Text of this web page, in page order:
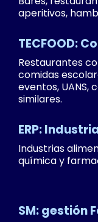
aperitivos,
TECFOOD:
Restaurantes
comidas
eventos, UANS,
similares.
ERP:
Industrias
química y
SM: gestión